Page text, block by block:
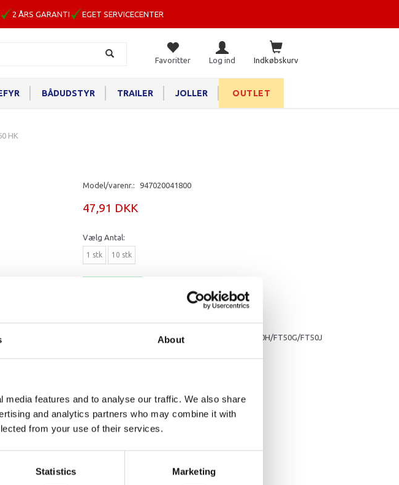
About
features and to analyse our traffic. We also share
and analytics partners who may combine it with
from your use of their services.
Statistics Marketing
2 ÅRS GARANTI EGET SERVICECENTER
Indkøbskurv
Favoritter Log ind
BÅDUDSTYR TRAILER JOLLER OUTLET
HK
Model/varenr.: 947020041800
47,91 DKK
Vælg Antal:
1 stk 10 stk
Passer til Yamaha
F15C/F20B/F25D/F25G/FT25F/F30B/F40F/F50F/F50H/FT50G/FT50J